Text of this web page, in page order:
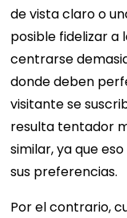
de vista claro o
posible fidelizar a
centrarse
donde deben
visitante se
resulta tentador
similar, ya que
sus preferencias.
Por el contrario,